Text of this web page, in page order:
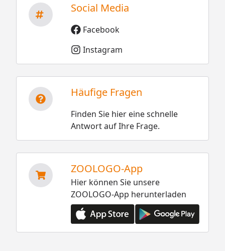
Social Media
Facebook
Instagram
Häufige Fragen
Finden Sie hier eine schnelle
Antwort auf Ihre Frage.
ZOOLOGO-App
Hier können Sie unsere
ZOOLOGO-App herunterladen